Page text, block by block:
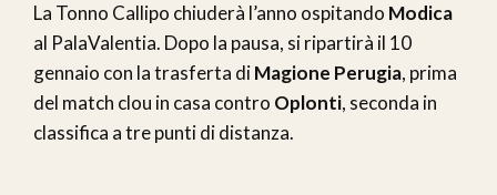
La Tonno Callipo chiuderà l’anno ospitando Modica
al PalaValentia. Dopo la pausa, si ripartirà il 10
gennaio con la trasferta diMagione Perugia, prima
del match clou in casa contro Oplonti, seconda in
classifica a tre punti di distanza.